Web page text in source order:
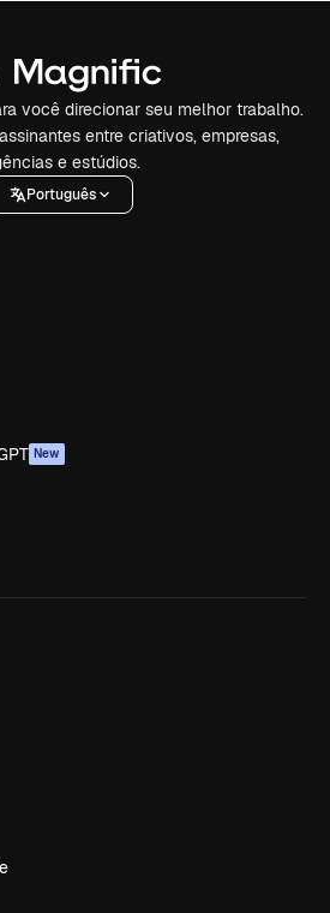
você direcionar seu melhor trabalho.
entre criativos, empresas,
e estúdios.
Português
New